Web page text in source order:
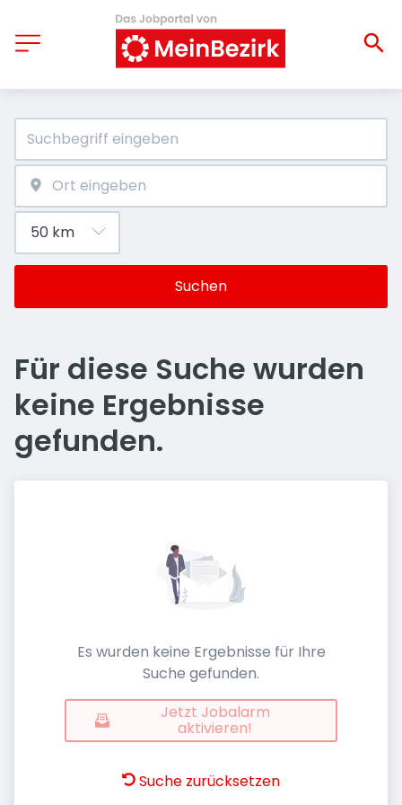
Suchen
Für diese Suche wurden
keine Ergebnisse
gefunden.
Es wurden keine Ergebnisse für Ihre
Suche gefunden.
Jetzt Jobalarm
aktivieren!
Suche zurücksetzen